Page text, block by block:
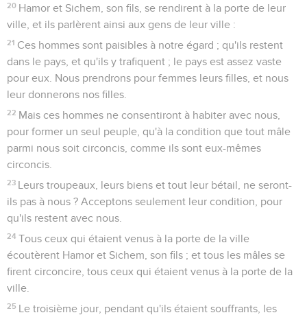
20 Hamor et Sichem, son fils, se rendirent à la porte de leur
ville, et ils parlèrent ainsi aux gens de leur ville :
21 Ces hommes sont paisibles à notre égard ; qu'ils restent
dans le pays, et qu'ils y trafiquent ; le pays est assez vaste
pour eux. Nous prendrons pour femmes leurs filles, et nous
leur donnerons nos filles.
22 Mais ces hommes ne consentiront à habiter avec nous,
pour former un seul peuple, qu'à la condition que tout mâle
parmi nous soit circoncis, comme ils sont eux-mêmes
circoncis.
23 Leurs troupeaux, leurs biens et tout leur bétail, ne seront-
ils pas à nous ? Acceptons seulement leur condition, pour
qu'ils restent avec nous.
24 Tous ceux qui étaient venus à la porte de la ville
écoutèrent Hamor et Sichem, son fils ; et tous les mâles se
firent circoncire, tous ceux qui étaient venus à la porte de la
ville.
25 Le troisième jour, pendant qu'ils étaient souffrants, les